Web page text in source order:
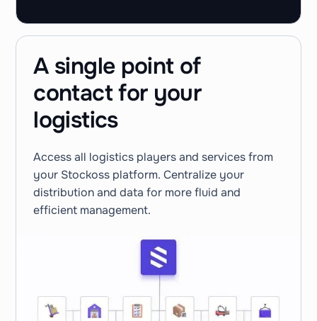
A single point of
contact for your
logistics
Access all logistics players and services from
your Stockoss platform. Centralize your
distribution and data for more fluid and
efficient management.